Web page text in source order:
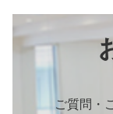
ご質問・